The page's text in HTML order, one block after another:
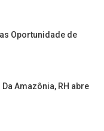
Oportunidade de
Da Amazônia, RH abre